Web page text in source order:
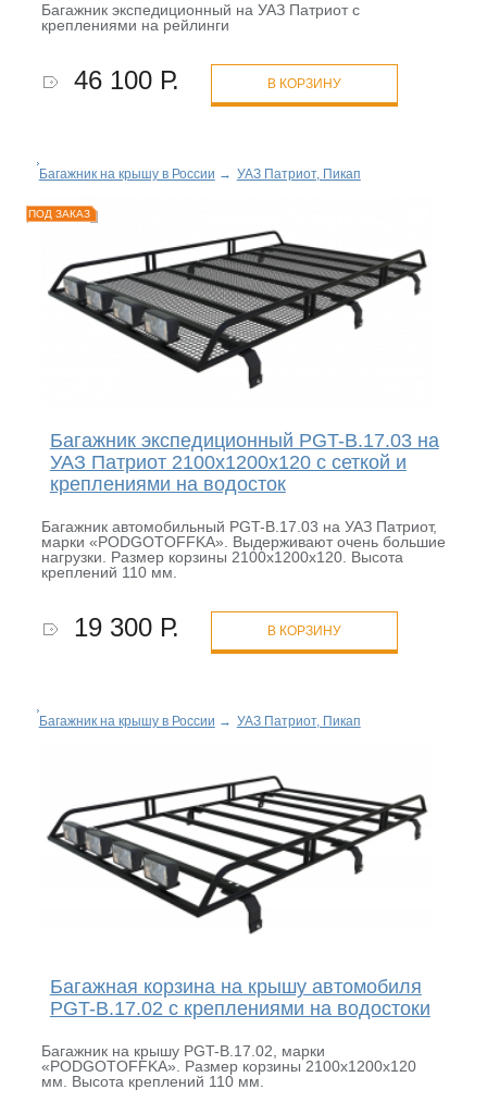
Багажник экспедиционный на УАЗ Патриот с
креплениями на рейлинги
46 100 Р. В КОРЗИНУ
Багажник на крышу в России → УАЗ Патриот, Пикап
ПОД ЗАКАЗ
Багажник экспедиционный PGT-B.17.03 на
УАЗ Патриот 2100х1200х120 с сеткой и
креплениями на водосток
Багажник автомобильный PGT-B.17.03 на УАЗ Патриот,
марки «PODGOTOFFKA». Выдерживают очень большие
нагрузки. Размер корзины 2100х1200х120. Высота
креплений 110 мм.
19 300 Р. В КОРЗИНУ
Багажник на крышу в России → УАЗ Патриот, Пикап
Багажная корзина на крышу автомобиля
PGT-B.17.02 с креплениями на водостоки
Багажник на крышу PGT-B.17.02, марки
«PODGOTOFFKA». Размер корзины 2100х1200х120
мм. Высота креплений 110 мм.